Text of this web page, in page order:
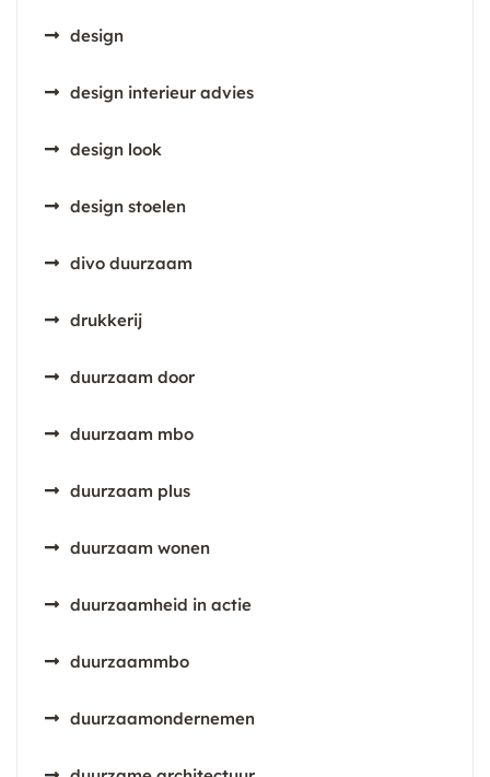
design
design interieur advies
design look
design stoelen
divo duurzaam
drukkerij
duurzaam door
duurzaam mbo
duurzaam plus
duurzaam wonen
duurzaamheid in actie
duurzaammbo
duurzaamondernemen